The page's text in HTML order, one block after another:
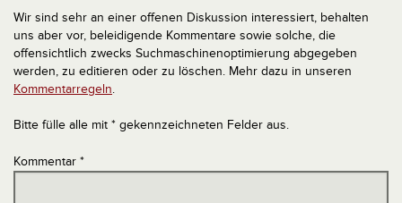
Wir sind sehr an einer offenen Diskussion interessiert, behalten
uns aber vor, beleidigende Kommentare sowie solche, die
offensichtlich zwecks Suchmaschinenoptimierung abgegeben
werden, zu editieren oder zu löschen. Mehr dazu in unseren
Kommentarregeln.
Bitte fülle alle mit * gekennzeichneten Felder aus.
Kommentar *